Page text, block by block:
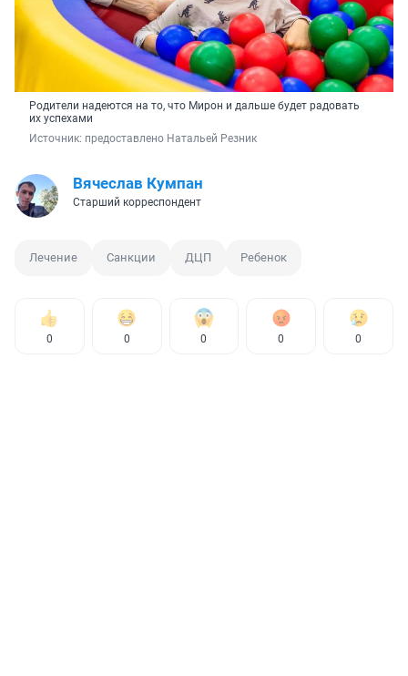
Родители надеются на то, что Мирон и дальше будет радовать
их успехами
Источник: предоставлено Натальей Резник
Вячеслав Кумпан
Старший корреспондент
Лечение Санкции ДЦП Ребенок
0 0 0 0 0